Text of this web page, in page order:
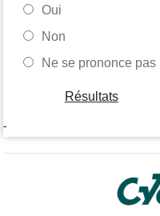
Oui
Non
Ne se prononce pas
Résultats
-